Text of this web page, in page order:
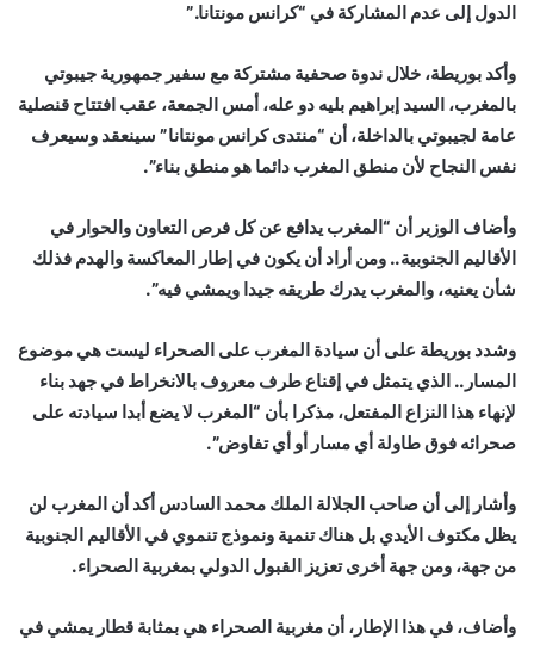
الدول إلى عدم المشاركة في “كرانس مونتانا.”
وأكد بوريطة، خلال ندوة صحفية مشتركة مع سفير جمهورية جيبوتي
بالمغرب، السيد إبراهيم بليه دو عله، أمس الجمعة، عقب افتتاح قنصلية
عامة لجيبوتي بالداخلة، أن “منتدى كرانس مونتانا” سينعقد وسيعرف
نفس النجاح لأن منطق المغرب دائما هو منطق بناء”.
وأضاف الوزير أن “المغرب يدافع عن كل فرص التعاون والحوار في
الأقاليم الجنوبية.. ومن أراد أن يكون في إطار المعاكسة والهدم فذلك
شأن يعنيه، والمغرب يدرك طريقه جيدا ويمشي فيه”.
وشدد بوريطة على أن سيادة المغرب على الصحراء ليست هي موضوع
المسار.. الذي يتمثل في إقناع طرف معروف بالانخراط في جهد بناء
لإنهاء هذا النزاع المفتعل، مذكرا بأن “المغرب لا يضع أبدا سيادته على
صحرائه فوق طاولة أي مسار أو أي تفاوض”.
وأشار إلى أن صاحب الجلالة الملك محمد السادس أكد أن المغرب لن
يظل مكتوف الأيدي بل هناك تنمية ونموذج تنموي في الأقاليم الجنوبية
من جهة، ومن جهة أخرى تعزيز القبول الدولي بمغربية الصحراء.
وأضاف، في هذا الإطار، أن مغربية الصحراء هي بمثابة قطار يمشي في